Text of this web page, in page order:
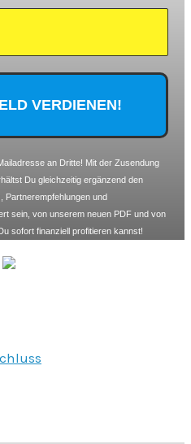
an Dritte! Mit der Zusendung
Du gleichzeitig ergänzend den
Partnerempfehlungen und
sein, von unserem neuen PDF und von
sofort finanziell profitieren kannst!